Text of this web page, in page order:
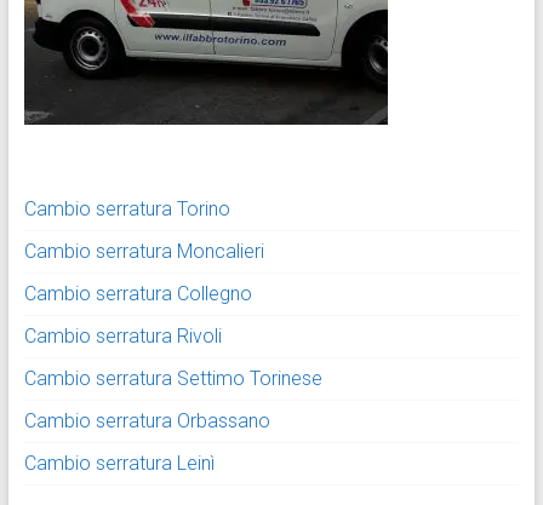
Cambio serratura Torino
Cambio serratura Moncalieri
Cambio serratura Collegno
Cambio serratura Rivoli
Cambio serratura Settimo Torinese
Cambio serratura Orbassano
Cambio serratura Leinì